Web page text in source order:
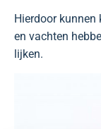
Hierdoor
en vachten
lijken.